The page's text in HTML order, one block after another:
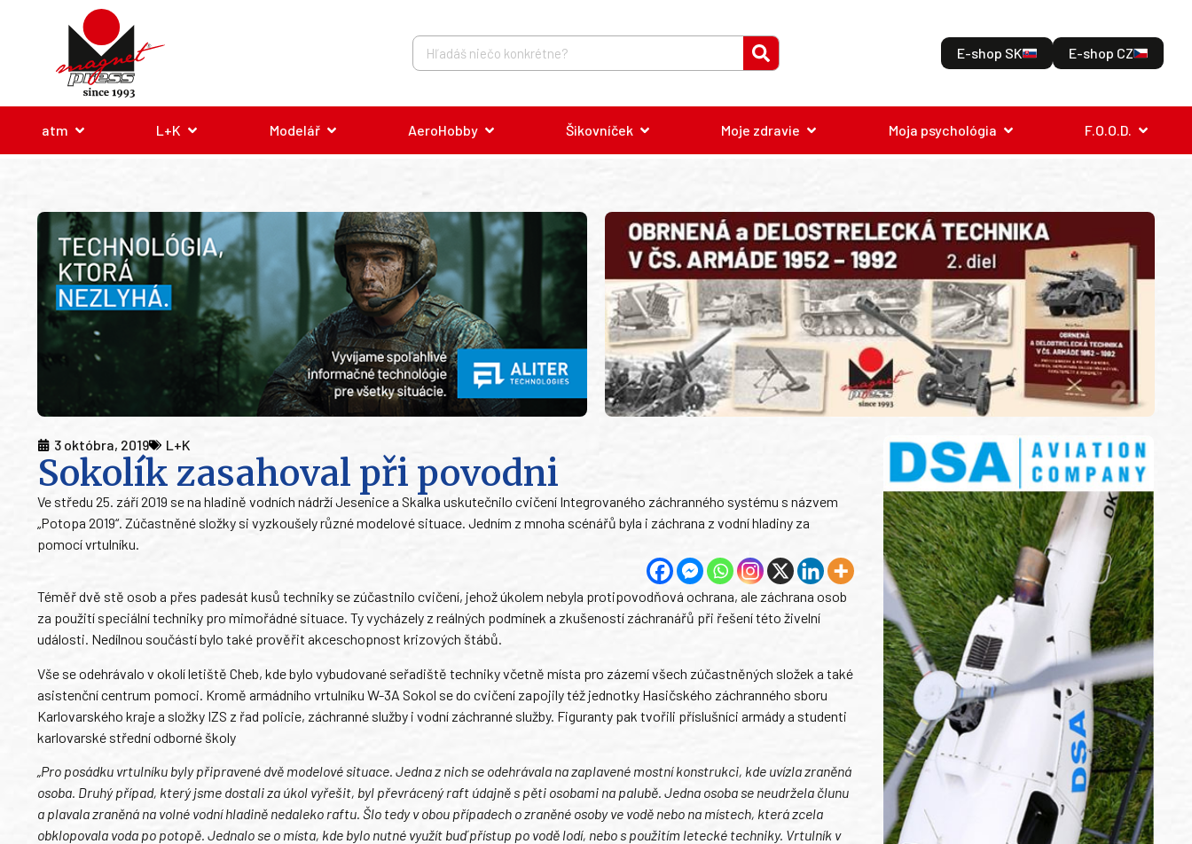
E-shop SK E-shop CZ
atm L+K Modelář AeroHobby Šikovníček Moje zdravie Moja psychológia F.O.O.D.
3 októbra, 2019 L+K
Sokolík zasahoval při povodni
Ve středu 25. září 2019 se na hladině vodních nádrží Jesenice a Skalka uskutečnilo cvičení Integrovaného záchranného systému s názvem
„Potopa 2019“. Zúčastněné složky si vyzkoušely různé modelové situace. Jedním z mnoha scénářů byla i záchrana z vodní hladiny za
pomocí vrtulníku.
Téměř dvě stě osob a přes padesát kusů techniky se zúčastnilo cvičení, jehož úkolem nebyla protipovodňová ochrana, ale záchrana osob
za použití speciální techniky pro mimořádné situace. Ty vycházely z reálných podmínek a zkušeností záchranářů při řešení této živelní
události. Nedílnou součástí bylo také prověřit akceschopnost krizových štábů.
Vše se odehrávalo v okolí letiště Cheb, kde bylo vybudované seřadiště techniky včetně místa pro zázemí všech zúčastněných složek a také
asistenční centrum pomoci. Kromě armádního vrtulníku W-3A Sokol se do cvičení zapojily též jednotky Hasičského záchranného sboru
Karlovarského kraje a složky IZS z řad policie, záchranné služby i vodní záchranné služby. Figuranty pak tvořili příslušníci armády a studenti
karlovarské střední odborné školy
„Pro posádku vrtulníku byly připravené dvě modelové situace. Jedna z nich se odehrávala na zaplavené mostní konstrukci, kde uvízla zraněná
osoba. Druhý případ, který jsme dostali za úkol vyřešit, byl převrácený raft údajně s pěti osobami na palubě. Jedna osoba se neudržela člunu
a plavala zraněná na volné vodní hladině nedaleko raftu. Šlo tedy v obou případech o zraněné osoby ve vodě nebo na místech, která zcela
obklopovala voda po potopě. Jednalo se o místa, kde bylo nutné využít buď přístup po vodě lodí, nebo s použitím letecké techniky. Vrtulník v